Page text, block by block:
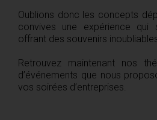
Oublions donc les concepts
convives une expérience qui
offrant des souvenirs
Retrouvez maintenant nos
d’événements que nous
vos soirées d’entreprises.